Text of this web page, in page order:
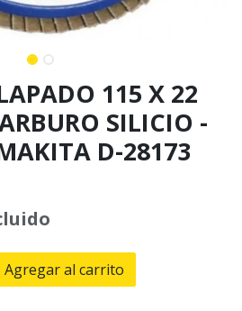
115 X 22
SILICIO -
D-28173
Agregar al carrito